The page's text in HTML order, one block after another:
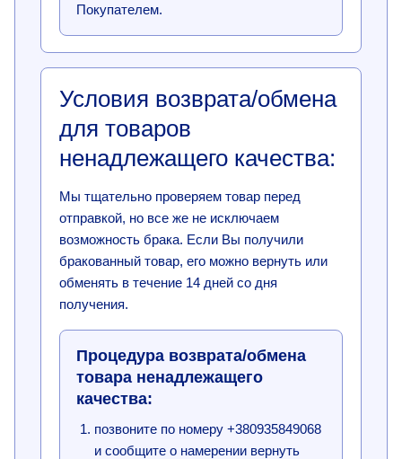
Покупателем.
Условия возврата/обмена
для товаров
ненадлежащего качества:
Мы тщательно проверяем товар перед
отправкой, но все же не исключаем
возможность брака. Если Вы получили
бракованный товар, его можно вернуть или
обменять в течение 14 дней со дня
получения.
Процедура возврата/обмена
товара ненадлежащего
качества:
позвоните по номеру +380935849068
и сообщите о намерении вернуть